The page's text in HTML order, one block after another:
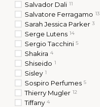
Salvador Dali 11
Salvatore Ferragamo 13
Sarah Jessica Parker 3
Serge Lutens 14
Sergio Tacchini 5
Shakira 4
Shiseido 1
Sisley 1
Sospiro Perfumes 5
Thierry Mugler 12
Tiffany 4